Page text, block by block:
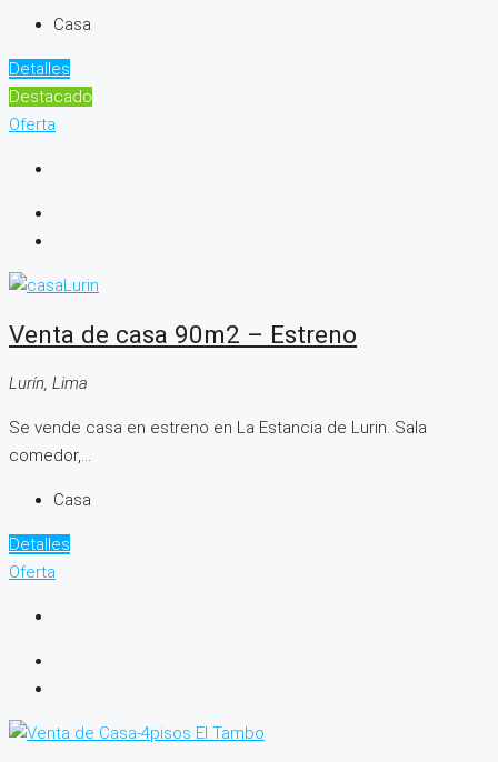
Casa
Detalles
Destacado
Oferta
Venta de casa 90m2 – Estreno
Lurín, Lima
Se vende casa en estreno en La Estancia de Lurin. Sala
comedor,...
Casa
Detalles
Oferta